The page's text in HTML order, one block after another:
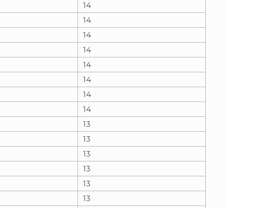
14
14
14
14
14
14
14
14
13
13
13
13
13
13